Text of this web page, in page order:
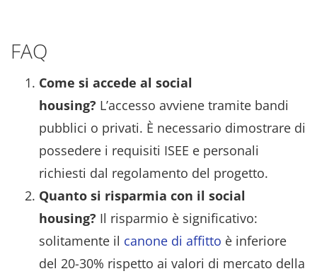
FAQ
Come si accede al social
housing? L’accesso avviene tramite bandi
pubblici o privati. È necessario dimostrare di
possedere i requisiti ISEE e personali
richiesti dal regolamento del progetto.
Quanto si risparmia con il social
housing? Il risparmio è significativo:
solitamente il canone di affitto è inferiore
del 20-30% rispetto ai valori di mercato della